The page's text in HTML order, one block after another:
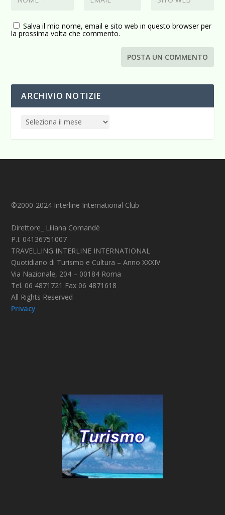
Salva il mio nome, email e sito web in questo browser per
la prossima volta che commento.
ARCHIVIO NOTIZIE
©2000-2024 Interline International Club
Direttore_ Liliana Comandè
P.I. 04136751007
TRAVELLING INTERLINE INTERNATIONAL
Quotidiano di Turismo e Cultura – Anno XXXIV
Via Nazionale, 204 – 00184 Roma
Tel. 06 4871721 Fax 06 4871618
All Rights Reserved
Privacy